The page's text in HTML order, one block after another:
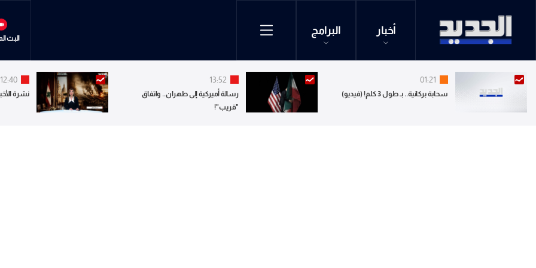
أخبار البرامج
البث
01:21
سحابة بركانية.. بـ طول 3 كلم! (فيديو)
13:52
رسالة أميركية إلى طهران.. واتفاق
"قريب"!
12:40
نشرة